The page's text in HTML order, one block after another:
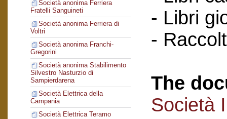
Società anonima Ferriera
Fratelli Sanguineti
Società anonima Ferriera di
Voltri
Società anonima Franchi-
Gregorini
Società anonima Stabilimento
Silvestro Nasturzio di
Sampierdarena
Società Elettrica della
Campania
Società Elettrica Teramo
- Libri
-
The
Società